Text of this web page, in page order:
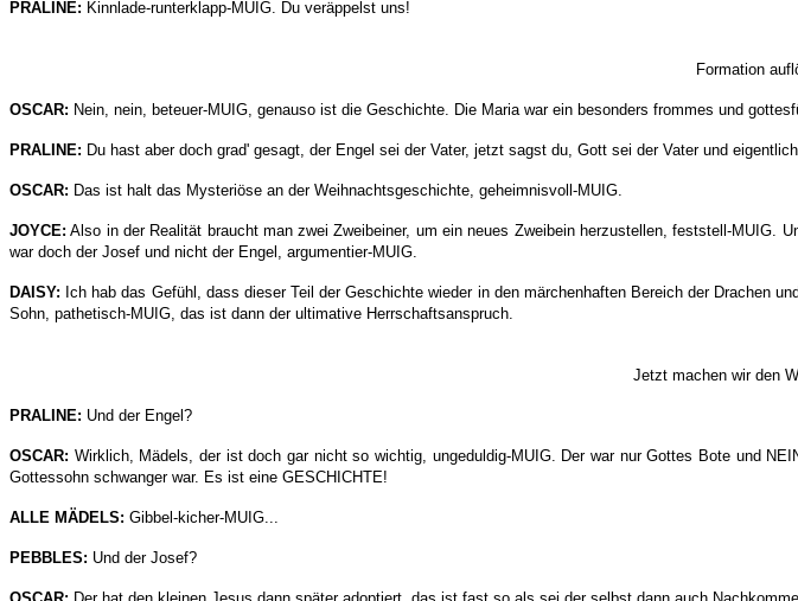
PRALINE: Kinnlade-runterklapp-MUIG. Du veräppelst uns!
Formation
OSCAR: Nein, nein, beteuer-MUIG, genauso ist die Geschichte. Die Maria war ein besonders frommes und
PRALINE: Du hast aber doch grad' gesagt, der Engel sei der Vater, jetzt sagst du, Gott sei der Vater und
OSCAR: Das ist halt das Mysteriöse an der Weihnachtsgeschichte, geheimnisvoll-MUIG.
JOYCE: Also in der Realität braucht man zwei Zweibeiner, um ein neues Zweibein herzustellen, feststell-
war doch der Josef und nicht der Engel, argumentier-MUIG.
DAISY: Ich hab das Gefühl, dass dieser Teil der Geschichte wieder in den märchenhaften Bereich der Drachen
Sohn, pathetisch-MUIG, das ist dann der ultimative Herrschaftsanspruch.
Jetzt machen wir den
PRALINE: Und der Engel?
OSCAR: Wirklich, Mädels, der ist doch gar nicht so wichtig, ungeduldig-MUIG. Der war nur Gottes Bote und
Gottessohn schwanger war. Es ist eine GESCHICHTE!
ALLE MÄDELS: Gibbel-kicher-MUIG...
PEBBLES: Und der Josef?